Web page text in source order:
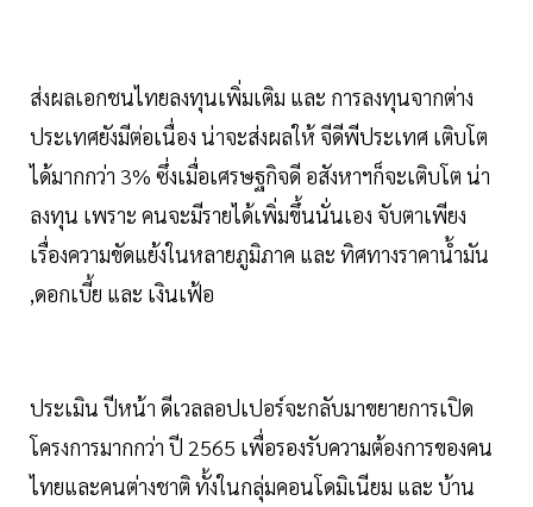
ส่งผลเอกชนไทยลงทุนเพิ่มเติม และ การลงทุนจากต่าง
ประเทศยังมีต่อเนื่อง น่าจะส่งผลให้ จีดีพีประเทศ เติบโต
ได้มากกว่า 3% ซึ่งเมื่อเศรษฐกิจดี อสังหาฯก็จะเติบโต น่า
ลงทุน เพราะ คนจะมีรายได้เพิ่มขึ้นนั่นเอง จับตาเพียง
เรื่องความขัดแย้งในหลายภูมิภาค และ ทิศทางราคาน้ำมัน
,ดอกเบี้ย และ เงินเฟ้อ
ประเมิน ปีหน้า ดีเวลลอปเปอร์จะกลับมาขยายการเปิด
โครงการมากกว่า ปี 2565 เพื่อรองรับความต้องการของคน
ไทยและคนต่างชาติ ทั้งในกลุ่มคอนโดมิเนียม และ บ้าน